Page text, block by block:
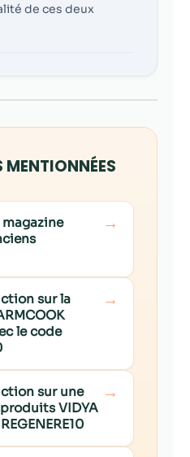
de ces deux
MENTIONNÉES
→
sur la
le code
→
sur une
VIDYA
→